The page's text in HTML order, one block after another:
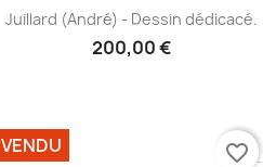
Aperçu rapide
Juillard (André) - Dessin dédicacé.
200,00 €
VENDU favorite_border